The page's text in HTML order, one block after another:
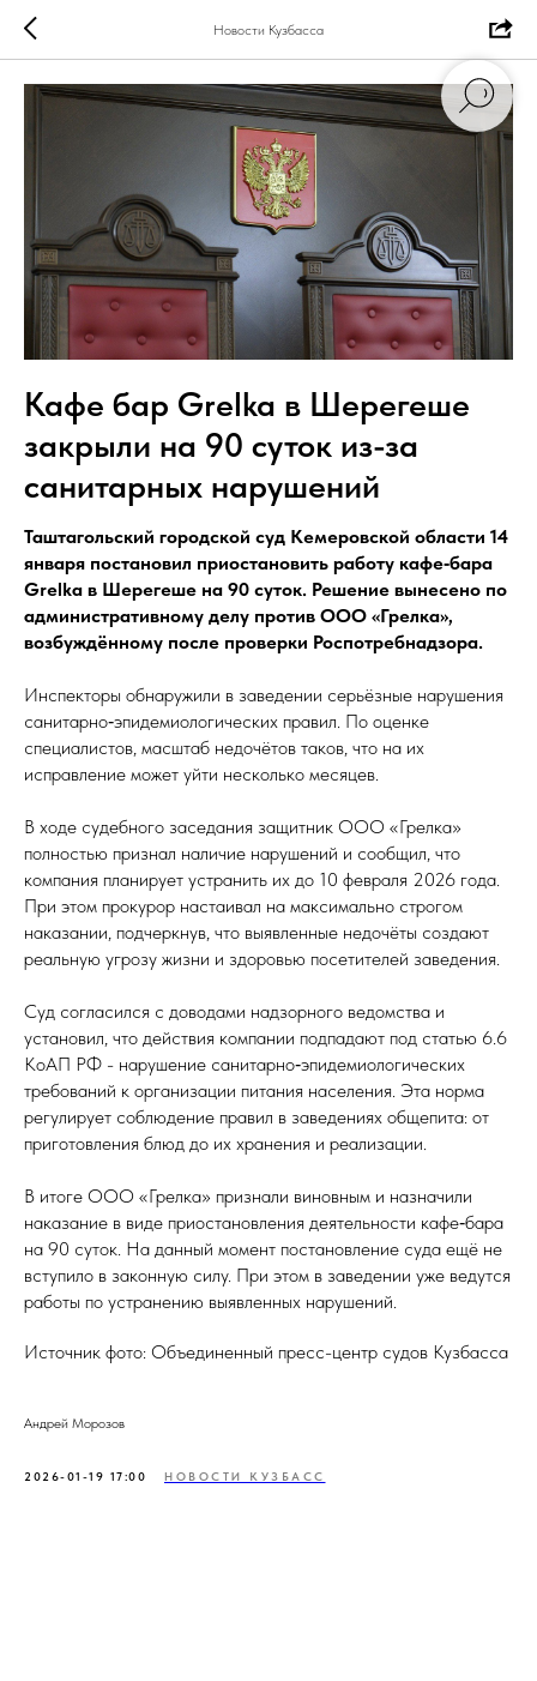
Новости Кузбасса
Кафе бар Grelka в Шерегеше
закрыли на 90 суток из-за
санитарных нарушений
Таштагольский городской суд Кемеровской области 14
января постановил приостановить работу кафе‑бара
Grelka в Шерегеше на 90 суток. Решение вынесено по
административному делу против ООО «Грелка»,
возбуждённому после проверки Роспотребнадзора.
Инспекторы обнаружили в заведении серьёзные нарушения
санитарно‑эпидемиологических правил. По оценке
специалистов, масштаб недочётов таков, что на их
исправление может уйти несколько месяцев.
В ходе судебного заседания защитник ООО «Грелка»
полностью признал наличие нарушений и сообщил, что
компания планирует устранить их до 10 февраля 2026 года.
При этом прокурор настаивал на максимально строгом
наказании, подчеркнув, что выявленные недочёты создают
реальную угрозу жизни и здоровью посетителей заведения.
Суд согласился с доводами надзорного ведомства и
установил, что действия компании подпадают под статью 6.6
КоАП РФ - нарушение санитарно‑эпидемиологических
требований к организации питания населения. Эта норма
регулирует соблюдение правил в заведениях общепита: от
приготовления блюд до их хранения и реализации.
В итоге ООО «Грелка» признали виновным и назначили
наказание в виде приостановления деятельности кафе‑бара
на 90 суток. На данный момент постановление суда ещё не
вступило в законную силу. При этом в заведении уже ведутся
работы по устранению выявленных нарушений.
Источник фото: Объединенный пресс-центр судов Кузбасса
Андрей Морозов
2026-01-19 17:00 НОВОСТИ КУЗБАСС